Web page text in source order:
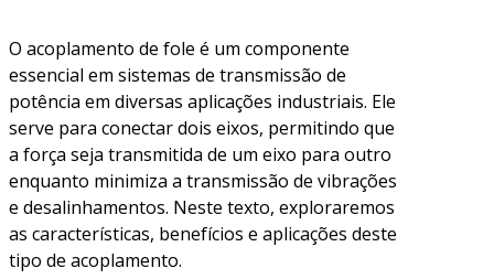
O acoplamento de fole é um componente
essencial em sistemas de transmissão de
potência em diversas aplicações industriais. Ele
serve para conectar dois eixos, permitindo que
a força seja transmitida de um eixo para outro
enquanto minimiza a transmissão de vibrações
e desalinhamentos. Neste texto, exploraremos
as características, benefícios e aplicações deste
tipo de acoplamento.